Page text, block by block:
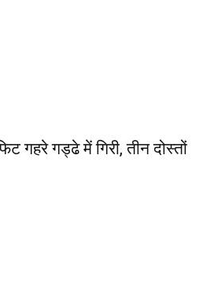
गहरे गड्ढे में गिरी, तीन दोस्तों